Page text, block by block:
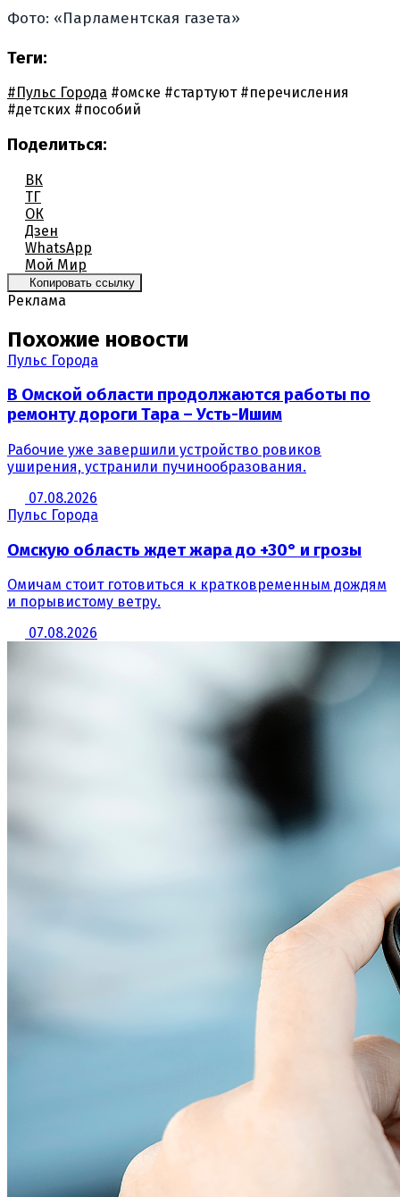
Фото: «Парламентская газета»
Теги:
#Пульс Города #омске #стартуют #перечисления
#детских #пособий
Поделиться:
ВК
ТГ
ОК
Дзен
WhatsApp
Мой Мир
Копировать ссылку
Реклама
Похожие новости
Пульс Города
В Омской области продолжаются работы по
ремонту дороги Тара – Усть-Ишим
Рабочие уже завершили устройство ровиков
уширения, устранили пучинообразования.
07.08.2026
Пульс Города
Омскую область ждет жара до +30° и грозы
Омичам стоит готовиться к кратковременным дождям
и порывистому ветру.
07.08.2026